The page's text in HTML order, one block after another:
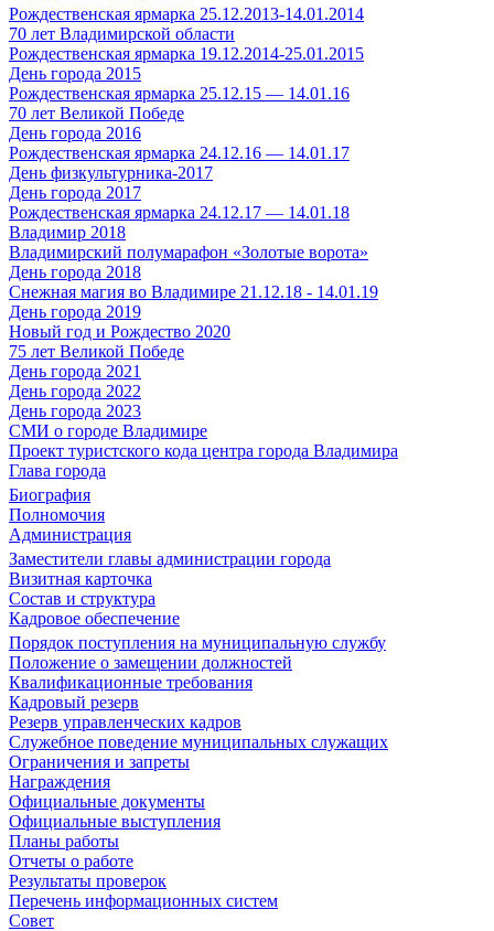
Рождественская ярмарка 25.12.2013-14.01.2014
70 лет Владимирской области
Рождественская ярмарка 19.12.2014-25.01.2015
День города 2015
Рождественская ярмарка 25.12.15 — 14.01.16
70 лет Великой Победе
День города 2016
Рождественская ярмарка 24.12.16 — 14.01.17
День физкультурника-2017
День города 2017
Рождественская ярмарка 24.12.17 — 14.01.18
Владимир 2018
Владимирский полумарафон «Золотые ворота»
День города 2018
Снежная магия во Владимире 21.12.18 - 14.01.19
День города 2019
Новый год и Рождество 2020
75 лет Великой Победе
День города 2021
День города 2022
День города 2023
СМИ о городе Владимире
Проект туристского кода центра города Владимира
Глава города
Биография
Полномочия
Администрация
Заместители главы администрации города
Визитная карточка
Состав и структура
Кадровое обеспечение
Порядок поступления на муниципальную службу
Положение о замещении должностей
Квалификационные требования
Кадровый резерв
Резерв управленческих кадров
Служебное поведение муниципальных служащих
Ограничения и запреты
Награждения
Официальные документы
Официальные выступления
Планы работы
Отчеты о работе
Результаты проверок
Перечень информационных систем
Совет